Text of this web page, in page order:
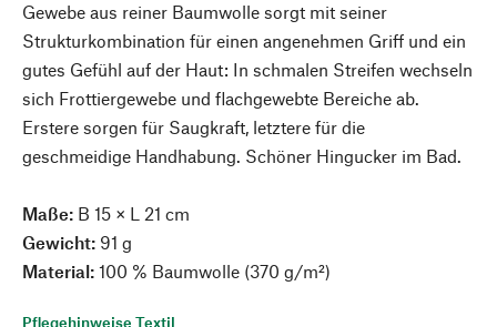
Gewebe aus reiner Baumwolle sorgt mit seiner
Strukturkombination für einen angenehmen Griff und ein
gutes Gefühl auf der Haut: In schmalen Streifen wechseln
sich Frottiergewebe und flachgewebte Bereiche ab.
Erstere sorgen für Saugkraft, letztere für die
geschmeidige Handhabung. Schöner Hingucker im Bad.
Maße: B 15 × L 21 cm
Gewicht: 91 g
Material: 100 % Baumwolle (370 g/m²)
Pflegehinweise Textil